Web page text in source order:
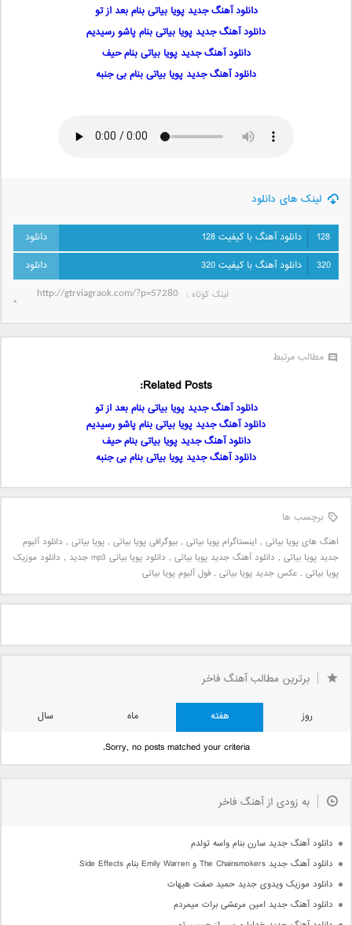
دانلود آهنگ جدید پویا بیاتی بنام بعد از تو
دانلود آهنگ جدید پویا بیاتی بنام پاشو رسیدیم
دانلود آهنگ جدید پویا بیاتی بنام حیف
دانلود آهنگ جدید پویا بیاتی بنام بی جنبه
لینک های دانلود
128
دانلود آهنگ با کیفیت 128
320
دانلود آهنگ با کیفیت 320
لینک کوتاه‌ :
مطالب مرتبط
Related Posts:
دانلود آهنگ جدید پویا بیاتی بنام بعد از تو
دانلود آهنگ جدید پویا بیاتی بنام پاشو رسیدیم
دانلود آهنگ جدید پویا بیاتی بنام حیف
دانلود آهنگ جدید پویا بیاتی بنام بی جنبه
برچسب ها
اهنگ های پویا بیاتی , اینستاگرام پویا بیاتی , بیوگرافی پویا بیاتی , پویا بیاتی , دانلود آلبوم
جدید پویا بیاتی , دانلود آهنگ جدید پویا بیاتی , دانلود پویا بیاتی mp3 جدید , دانلود موزیک
پویا بیاتی , عکس جدید پویا بیاتی , فول آلبوم پویا بیاتی
برترین مطالب آهنگ فاخر
روز هفته ماه
سال
Sorry, no posts matched your criteria.
به زودی از آهنگ فاخر
دانلود آهنگ جدید سارن بنام واسه تولدم
دانلود آهنگ جدید The Chainsmokers و Emily Warren بنام Side Effects
دانلود موزیک ویدوی جدید حمید صفت هیهات
دانلود آهنگ جدید امین مرعشی برات میمردم